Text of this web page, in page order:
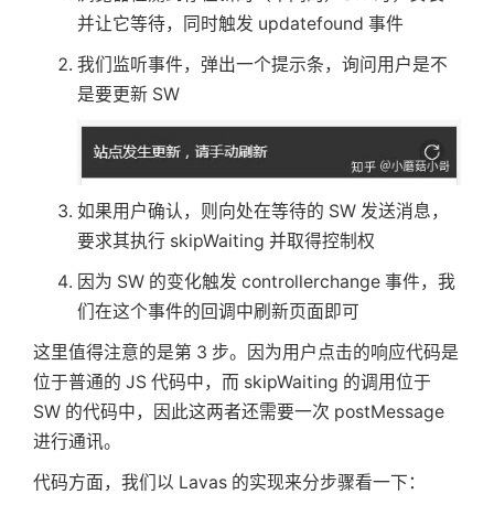
搜
并让它等待，同时触发 updatefound 事件
我们监听事件，弹出一个提示条，询问用户是不
是要更新 SW
如果用户确认，则向处在等待的 SW 发送消息，
要求其执行 skipWaiting 并取得控制权
因为 SW 的变化触发 controllerchange 事件，我
们在这个事件的回调中刷新页面即可
这里值得注意的是第 3 步。因为用户点击的响应代码是
位于普通的 JS 代码中，而 skipWaiting 的调用位于
SW 的代码中，因此这两者还需要一次 postMessage
进行通讯。
代码方面，我们以 Lavas 的实现来分步骤看一下：